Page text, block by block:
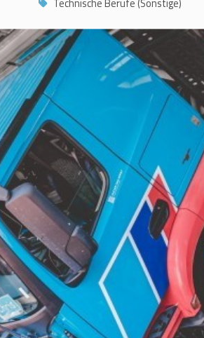
Technische Berufe (Sonstige)